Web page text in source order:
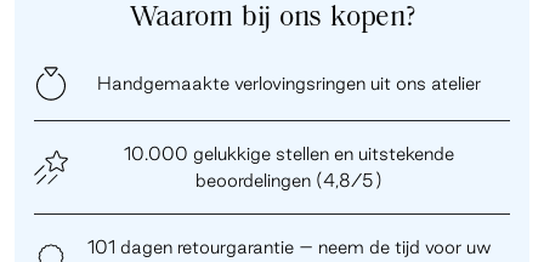
Waarom bij ons kopen?
Handgemaakte verlovingsringen uit ons atelier
10.000 gelukkige stellen en uitstekende
beoordelingen (4,8/5)
101 dagen retourgarantie – neem de tijd voor uw